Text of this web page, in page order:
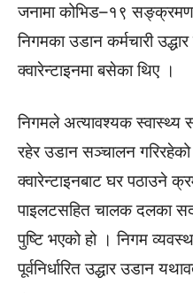
जनामा कोभिड–१९
निगमका उडान कर्मचारी
क्वारेन्टाइनमा बसेका थिए ।
निगमले अत्यावश्यक स्वास्थ्य
रहेर उडान सञ्चालन
क्वारेन्टाइनबाट घर पठाउने
पाइलटसहित चालक दलका
पुष्टि भएको हो । निगम
पूर्वनिर्धारित उद्धार उडान